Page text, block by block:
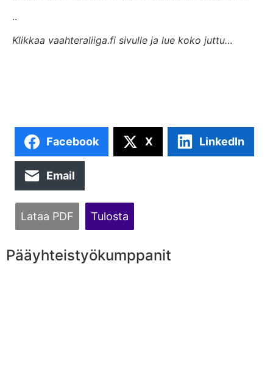
..
Klikkaa vaahteraliiga.fi sivulle ja lue koko juttu…
Facebook X LinkedIn
Email
Lataa PDF Tulosta
Pääyhteistyökumppanit